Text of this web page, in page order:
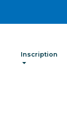
Inscription